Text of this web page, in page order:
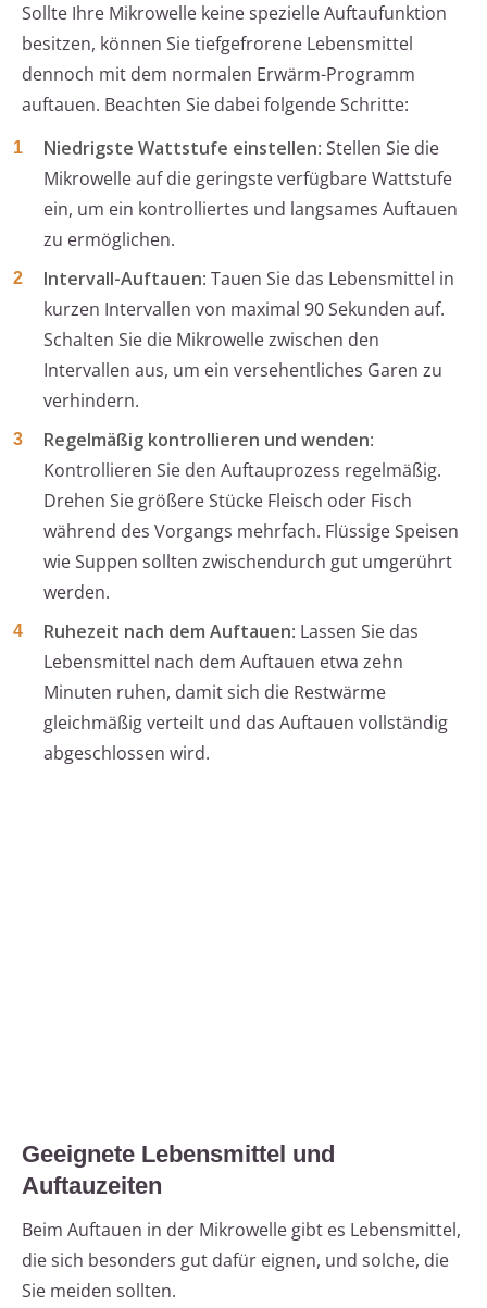
Sollte Ihre Mikrowelle keine spezielle Auftaufunktion
besitzen, können Sie tiefgefrorene Lebensmittel
dennoch mit dem normalen Erwärm-Programm
auftauen. Beachten Sie dabei folgende Schritte:
Niedrigste Wattstufe einstellen: Stellen Sie die
Mikrowelle auf die geringste verfügbare Wattstufe
ein, um ein kontrolliertes und langsames Auftauen
zu ermöglichen.
Intervall-Auftauen: Tauen Sie das Lebensmittel in
kurzen Intervallen von maximal 90 Sekunden auf.
Schalten Sie die Mikrowelle zwischen den
Intervallen aus, um ein versehentliches Garen zu
verhindern.
Regelmäßig kontrollieren und wenden:
Kontrollieren Sie den Auftauprozess regelmäßig.
Drehen Sie größere Stücke Fleisch oder Fisch
während des Vorgangs mehrfach. Flüssige Speisen
wie Suppen sollten zwischendurch gut umgerührt
werden.
Ruhezeit nach dem Auftauen: Lassen Sie das
Lebensmittel nach dem Auftauen etwa zehn
Minuten ruhen, damit sich die Restwärme
gleichmäßig verteilt und das Auftauen vollständig
abgeschlossen wird.
Geeignete Lebensmittel und
Auftauzeiten
Beim Auftauen in der Mikrowelle gibt es Lebensmittel,
die sich besonders gut dafür eignen, und solche, die
Sie meiden sollten.